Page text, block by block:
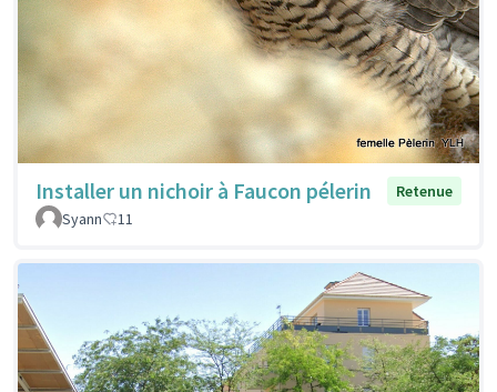
Installer un nichoir à Faucon pélerin
Retenue
Syann
11